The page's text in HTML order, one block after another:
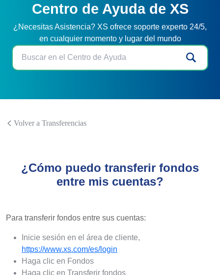
Centro de Ayuda de XS
¿Necesitas Asistencia? XS ofrece soporte experto 24/5,
en cualquier momento y lugar del mundo
Volver a Transferencias
¿Cómo puedo transferir fondos
entre mis cuentas?
Para transferir fondos entre sus cuentas:
Inicie sesión en el área de cliente,
https://www.xs.com/es/login
Haga clic en Fondos
Haga clic en Transferir fondos